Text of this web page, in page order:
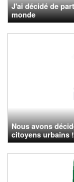
J'ai décidé de
monde
Nous avons
citoyens urbains !